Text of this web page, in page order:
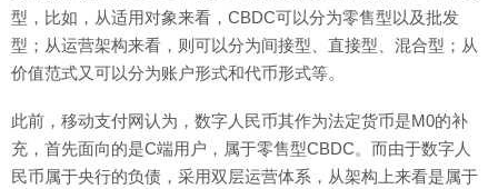
型，比如，从适用对象来看，CBDC可以分为零售型以及批发
型；从运营架构来看，则可以分为间接型、直接型、混合型；从
价值范式又可以分为账户形式和代币形式等。
此前，移动支付网认为，数字人民币其作为法定货币是M0的补
充，首先面向的是C端用户，属于零售型CBDC。而由于数字人
民币属于央行的负债，采用双层运营体系，从架构上来看是属于